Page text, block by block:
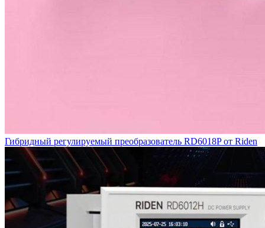
Гибридный регулируемый преобразователь RD6018P от Riden